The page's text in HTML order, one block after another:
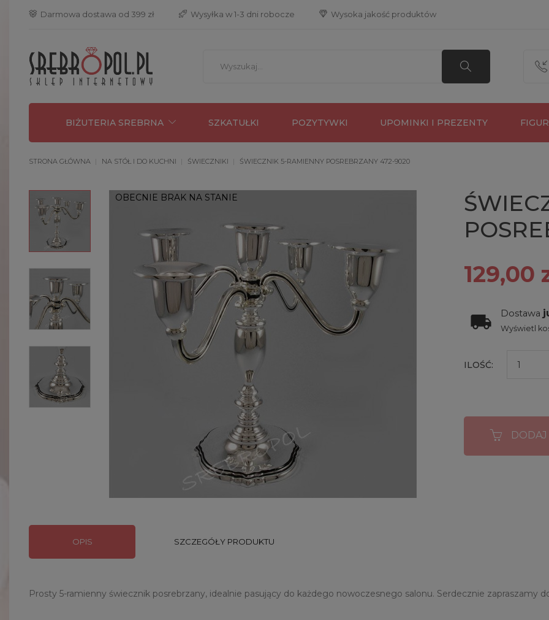
 Darmowa dostawa od 399 zł  Wysyłka w 1-3 dni robocze  Wysoka jakość produktów
BIŻUTERIA SREBRNA SZKATUŁKI POZYTYWKI UPOMINKI I PREZENTY
STRONA GŁÓWNA NA STÓŁ I DO KUCHNI ŚWIECZNIKI ŚWIECZNIK 5-RAMIENNY POSREBRZANY 472-9020
OBECNIE BRAK NA STANIE
129,00
Dostawa
Wyświetl
ILOŚĆ:
OPIS SZCZEGÓŁY PRODUKTU
Prosty 5-ramienny świecznik posrebrzany, idealnie pasujący do każdego nowoczesnego salonu. Serdecznie zapraszamy